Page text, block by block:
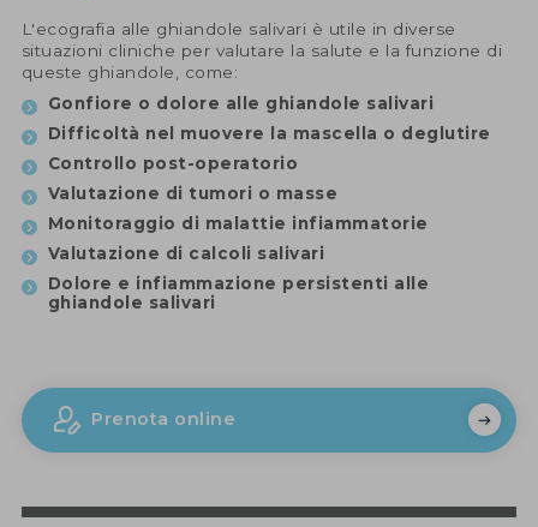
L'ecografia alle ghiandole salivari è utile in diverse
situazioni cliniche per valutare la salute e la funzione di
queste ghiandole, come:
Gonfiore o dolore alle ghiandole salivari
Difficoltà nel muovere la mascella o deglutire
Controllo post-operatorio
Valutazione di tumori o masse
Monitoraggio di malattie infiammatorie
Valutazione di calcoli salivari
Dolore e infiammazione persistenti alle
ghiandole salivari
Prenota online